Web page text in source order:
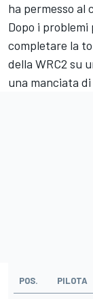
ha permesso al
Dopo i
completare la
della WRC2 su
una manciata
POS. PILOTA